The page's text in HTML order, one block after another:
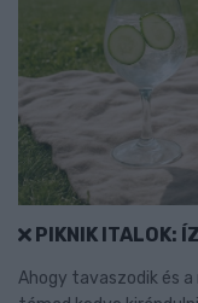
PIKNIK ITALOK:
Ahogy tavaszodik és